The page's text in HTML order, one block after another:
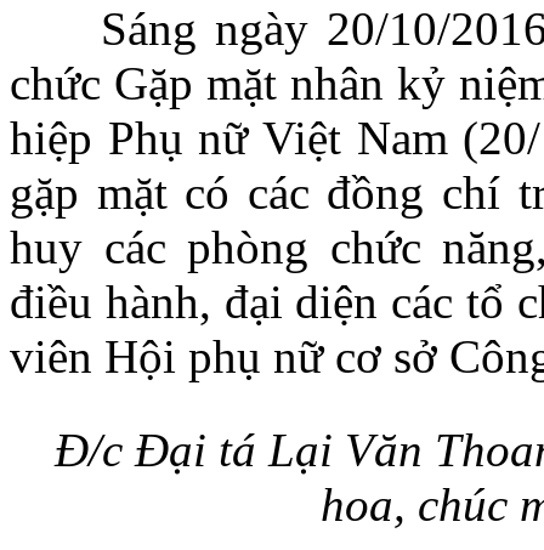
Sáng ngày 20/10/
chức Gặp mặt nhân kỷ
hiệp Phụ nữ Việt Nam
gặp mặt có các đồng chí
huy các phòng chức
điều hành, đại diện các tổ
viên Hội phụ nữ cơ sở
Đ/c Đại tá Lại Văn
hoa, chúc